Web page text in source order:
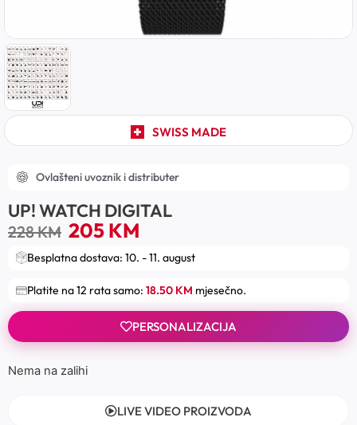
SWISS MADE
Ovlašteni uvoznik i distributer
UP! WATCH DIGITAL
228KM 205KM
Besplatna dostava: 10. - 11. august
Platite na 12 rata samo: 18.50 KM mjesečno.
PERSONALIZACIJA
Nema na zalihi
LIVE VIDEO PROIZVODA